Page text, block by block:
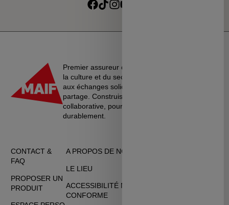
Je souhaite recevoir les alertes des ventes découvertes du
Premier assureur du monde de l’éducation, de
la culture et du secteur associatif, La MAIF croit
aux échanges solidaires, à l’entraide et au
partage. Construisons une société plus
collaborative, pour vivre ensemble…
durablement.
CONTACT &
FAQ
PROPOSER UN
PRODUIT
A PROPOS DE NOUS
LE LIEU
ACCESSIBILITÉ NON
CONFORME